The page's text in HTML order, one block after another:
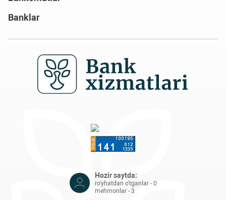
Banklar
Hozir saytda:
ro'yhatdan o'tganlar - 0
mehmonlar - 3